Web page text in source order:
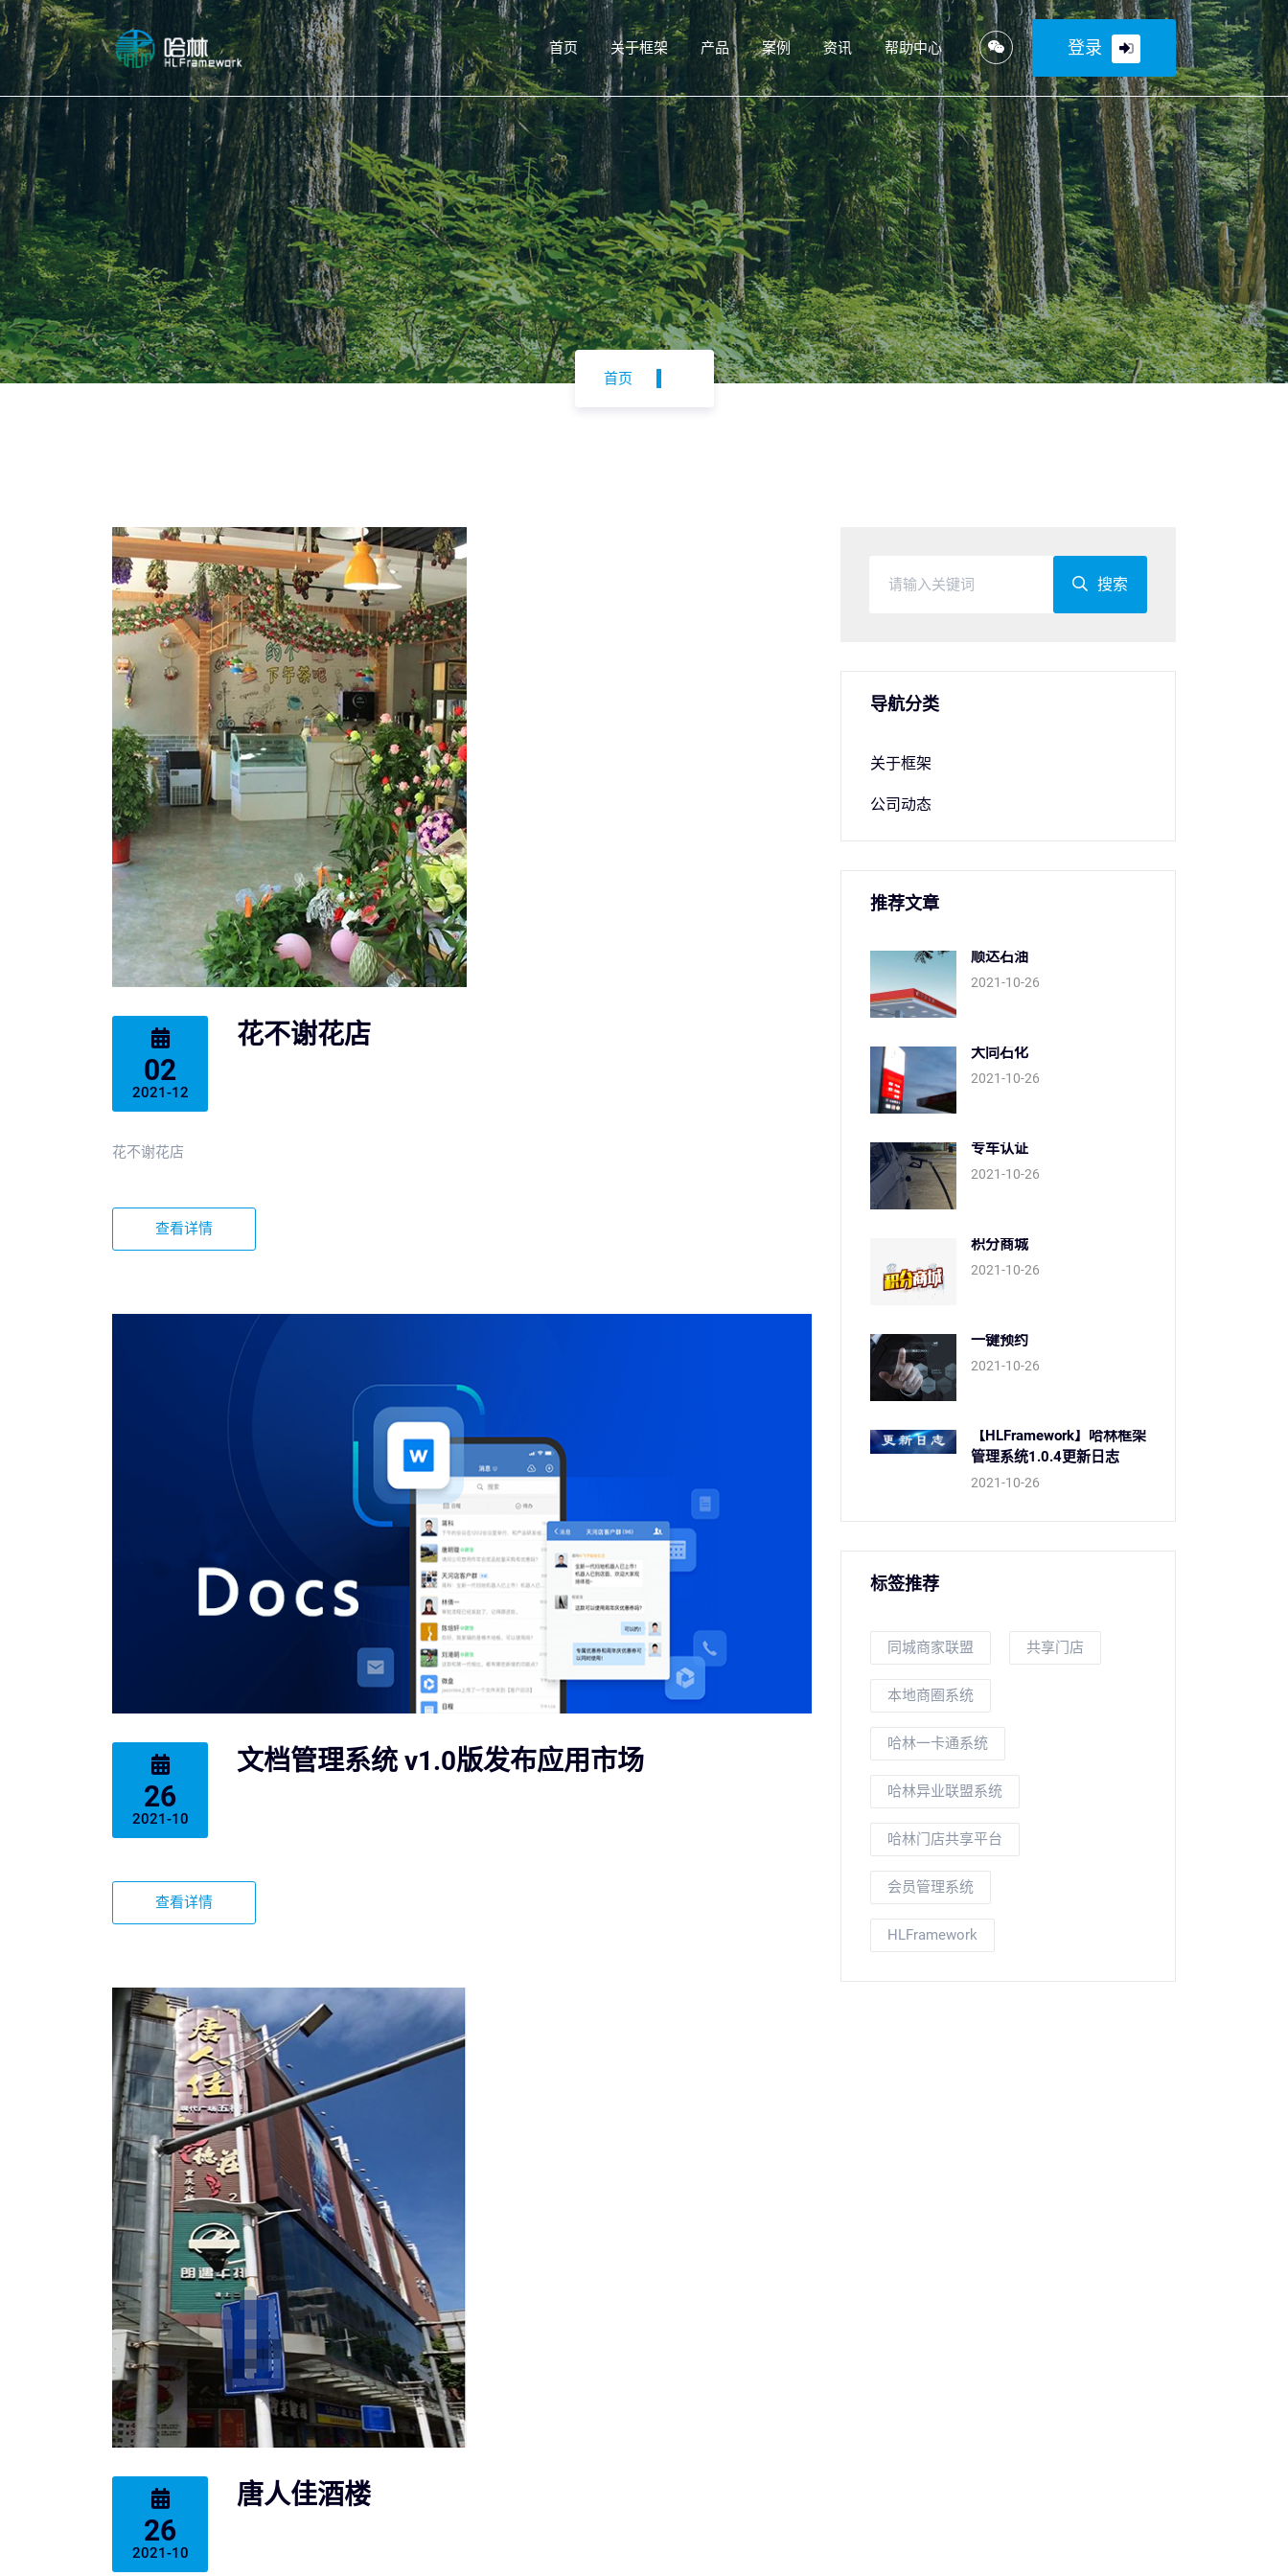
首页 关于框架 产品 案例 资讯 帮助中心 登录
首页
02
2021-12
花不谢花店
花不谢花店
查看详情
26
2021-10
文档管理系统 v1.0版发布应用市场
查看详情
26
2021-10
唐人佳酒楼
搜索
导航分类
关于框架
公司动态
推荐文章
顺达石油
2021-10-26
大同石化
2021-10-26
专车认证
2021-10-26
积分商城
2021-10-26
一键预约
2021-10-26
【HLFramework】哈林框架
管理系统1.0.4更新日志
2021-10-26
标签推荐
同城商家联盟 共享门店
本地商圈系统
哈林一卡通系统
哈林异业联盟系统
哈林门店共享平台
会员管理系统
HLFramework